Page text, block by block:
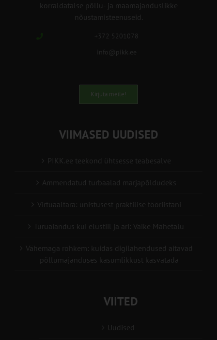
korraldatalse põllu- ja maamajanduslikke
nõustamisteenuseid.
+372 5201078
info@pikk.ee
Kirjuta meile!
VIIMASED UUDISED
PIKK.ee teekond ühtsesse teabesalve
Ammendatud turbaalad marjapõldudeks
Virtuaaltara: unistusest praktilise tööriistani
Turuaiandus kui elustiil ja äri: Väike Mahetalu
Vähemaga rohkem: kuidas digilahendused aitavad
põllumajanduses kasumlikkust kasvatada
VIITED
Uudised